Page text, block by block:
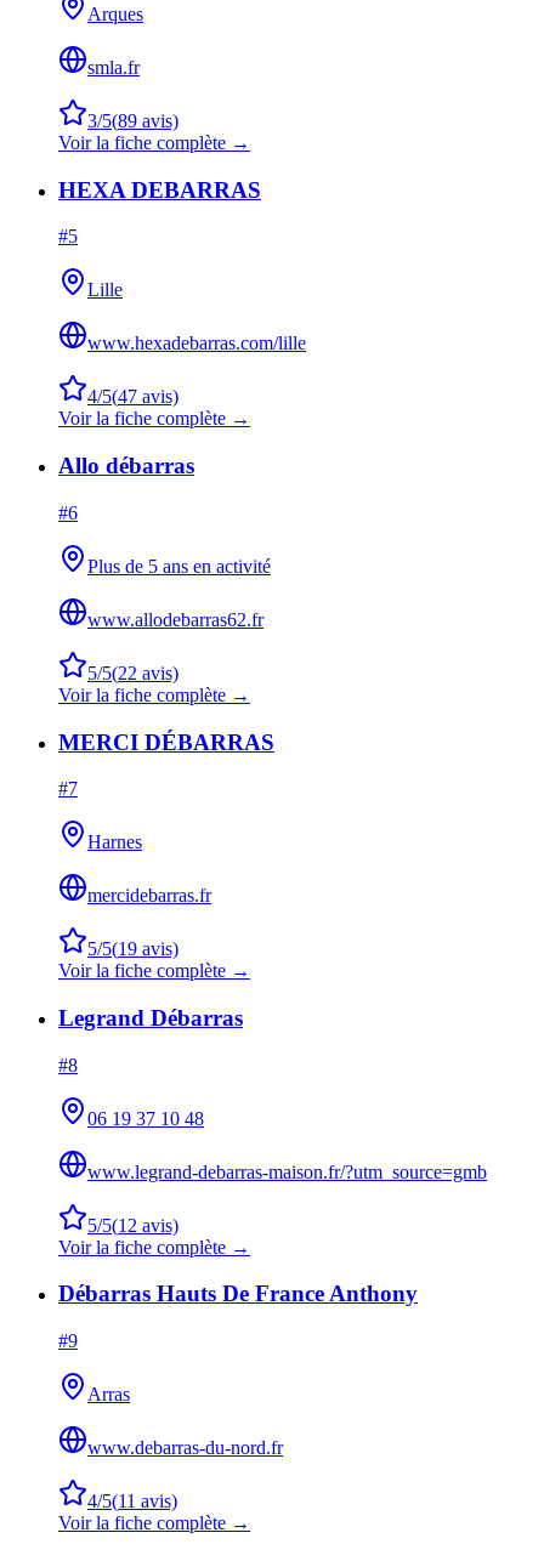
Arques
smla.fr
3/5(89 avis)
Voir la fiche complète →
HEXA DEBARRAS
#5
Lille
www.hexadebarras.com/lille
4/5(47 avis)
Voir la fiche complète →
Allo débarras
#6
Plus de 5 ans en activité
www.allodebarras62.fr
5/5(22 avis)
Voir la fiche complète →
MERCI DÉBARRAS
#7
Harnes
mercidebarras.fr
5/5(19 avis)
Voir la fiche complète →
Legrand Débarras
#8
06 19 37 10 48
www.legrand-debarras-maison.fr/?utm_source=gmb
5/5(12 avis)
Voir la fiche complète →
Débarras Hauts De France Anthony
#9
Arras
www.debarras-du-nord.fr
4/5(11 avis)
Voir la fiche complète →